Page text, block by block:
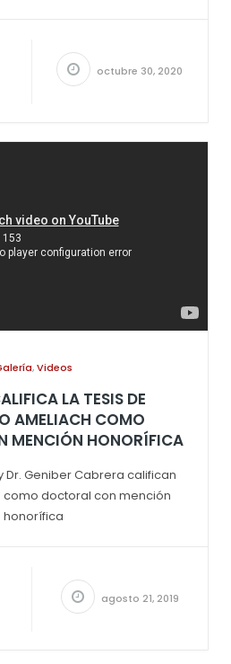
octubre 30, 2020
,Videos
LA TESIS DE
AMELIACH COMO
MENCIÓN HONORÍFICA
Dr. Geniber Cabrera califican
como doctoral con mención
honorífica
agosto 21, 2019